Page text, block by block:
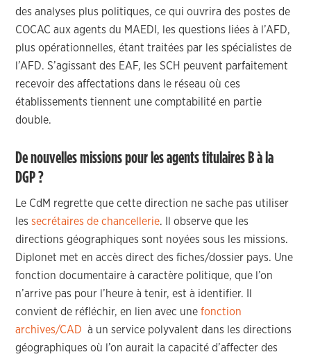
des analyses plus politiques, ce qui ouvrira des postes de
COCAC aux agents du MAEDI, les questions liées à l’AFD,
plus opérationnelles, étant traitées par les spécialistes de
l’AFD. S’agissant des EAF, les SCH peuvent parfaitement
recevoir des affectations dans le réseau où ces
établissements tiennent une comptabilité en partie
double.
De nouvelles missions pour les agents titulaires B à la
DGP ?
Le CdM regrette que cette direction ne sache pas utiliser
lessecrétaires de chancellerie. Il observe que les
directions géographiques sont noyées sous les missions.
Diplonet met en accès direct des fiches/dossier pays. Une
fonction documentaire à caractère politique, que l’on
n’arrive pas pour l’heure à tenir, est à identifier. Il
convient de réfléchir, en lien avec unefonction
archives/CAD à un service polyvalent dans les directions
géographiques où l’on aurait la capacité d’affecter des